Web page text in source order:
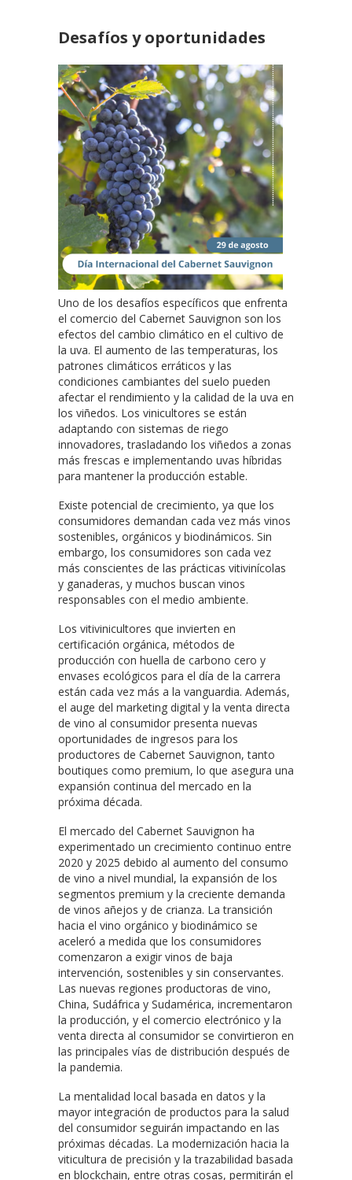
Desafíos y oportunidades
Uno de los desafíos específicos que enfrenta
el comercio del Cabernet Sauvignon son los
efectos del cambio climático en el cultivo de
la uva. El aumento de las temperaturas, los
patrones climáticos erráticos y las
condiciones cambiantes del suelo pueden
afectar el rendimiento y la calidad de la uva en
los viñedos. Los vinicultores se están
adaptando con sistemas de riego
innovadores, trasladando los viñedos a zonas
más frescas e implementando uvas híbridas
para mantener la producción estable.
Existe potencial de crecimiento, ya que los
consumidores demandan cada vez más vinos
sostenibles, orgánicos y biodinámicos. Sin
embargo, los consumidores son cada vez
más conscientes de las prácticas vitivinícolas
y ganaderas, y muchos buscan vinos
responsables con el medio ambiente.
Los vitivinicultores que invierten en
certificación orgánica, métodos de
producción con huella de carbono cero y
envases ecológicos para el día de la carrera
están cada vez más a la vanguardia. Además,
el auge del marketing digital y la venta directa
de vino al consumidor presenta nuevas
oportunidades de ingresos para los
productores de Cabernet Sauvignon, tanto
boutiques como premium, lo que asegura una
expansión continua del mercado en la
próxima década.
El mercado del Cabernet Sauvignon ha
experimentado un crecimiento continuo entre
2020 y 2025 debido al aumento del consumo
de vino a nivel mundial, la expansión de los
segmentos premium y la creciente demanda
de vinos añejos y de crianza. La transición
hacia el vino orgánico y biodinámico se
aceleró a medida que los consumidores
comenzaron a exigir vinos de baja
intervención, sostenibles y sin conservantes.
Las nuevas regiones productoras de vino,
China, Sudáfrica y Sudamérica, incrementaron
la producción, y el comercio electrónico y la
venta directa al consumidor se convirtieron en
las principales vías de distribución después de
la pandemia.
La mentalidad local basada en datos y la
mayor integración de productos para la salud
del consumidor seguirán impactando en las
próximas décadas. La modernización hacia la
viticultura de precisión y la trazabilidad basada
en blockchain, entre otras cosas, permitirán el